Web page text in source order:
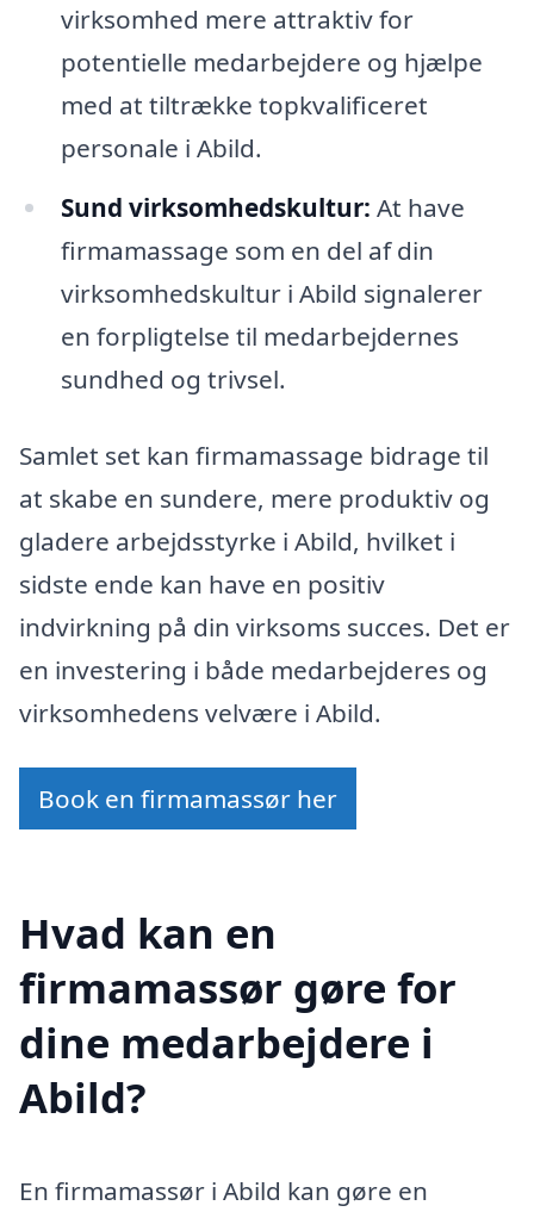
virksomhed mere attraktiv for
potentielle medarbejdere og hjælpe
med at tiltrække topkvalificeret
personale i Abild.
Sund virksomhedskultur: At have
firmamassage som en del af din
virksomhedskultur i Abild signalerer
en forpligtelse til medarbejdernes
sundhed og trivsel.
Samlet set kan firmamassage bidrage til
at skabe en sundere, mere produktiv og
gladere arbejdsstyrke i Abild, hvilket i
sidste ende kan have en positiv
indvirkning på din virksoms succes. Det er
en investering i både medarbejderes og
virksomhedens velvære i Abild.
Book en firmamassør her
Hvad kan en
firmamassør gøre for
dine medarbejdere i
Abild?
En firmamassør i Abild kan gøre en